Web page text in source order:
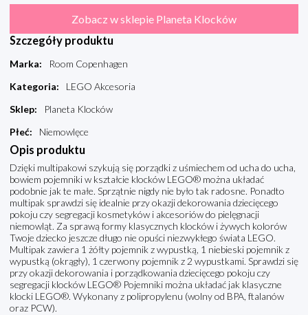
Zobacz w sklepie Planeta Klocków
Szczegóły produktu
Marka:
Room Copenhagen
Kategoria:
LEGO Akcesoria
Sklep:
Planeta Klocków
Płeć: Niemowlęce
Opis produktu
Dzięki multipakowi szykują się porządki z uśmiechem od ucha do ucha,
bowiem pojemniki w kształcie klocków LEGO® można układać
podobnie jak te małe. Sprzątnie nigdy nie było tak radosne. Ponadto
multipak sprawdzi się idealnie przy okazji dekorowania dziecięcego
pokoju czy segregacji kosmetyków i akcesoriów do pielęgnacji
niemowląt. Za sprawą formy klasycznych klocków i żywych kolorów
Twoje dziecko jeszcze długo nie opuści niezwykłego świata LEGO.
Multipak zawiera 1 żółty pojemnik z wypustką, 1 niebieski pojemnik z
wypustką (okrągły), 1 czerwony pojemnik z 2 wypustkami. Sprawdzi się
przy okazji dekorowania i porządkowania dziecięcego pokoju czy
segregacji klocków LEGO® Pojemniki można układać jak klasyczne
klocki LEGO®. Wykonany z polipropylenu (wolny od BPA, ftalanów
oraz PCW).